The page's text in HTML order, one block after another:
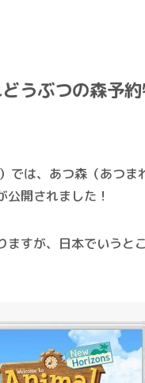
うぶつの森予
では、あつ森（あつ
開されました！
ますが、日本でいうと